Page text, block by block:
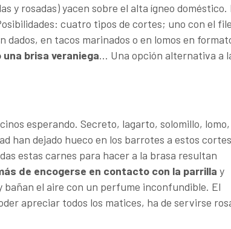
y rosadas) yacen sobre el alta ígneo doméstico.
cuatro tipos de cortes; uno con el
en tacos marinados o en lomos en
brisa veraniega... Una opción alternativa a
esperando. Secreto, lagarto, solomillo, lomo,
han dejado hueco en los barrotes a estos cortes
estas carnes para hacer a la brasa resultan
de encogerse en contacto con la parrilla y
bañan el aire con un perfume inconfundible. El
apreciar todos los matices, ha de servirse